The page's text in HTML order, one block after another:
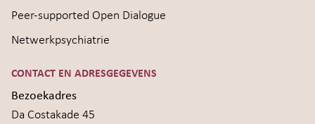
Peer-supported Open Dialogue
Netwerkpsychiatrie
CONTACT EN ADRESGEGEVENS
Bezoekadres
Da Costakade 45